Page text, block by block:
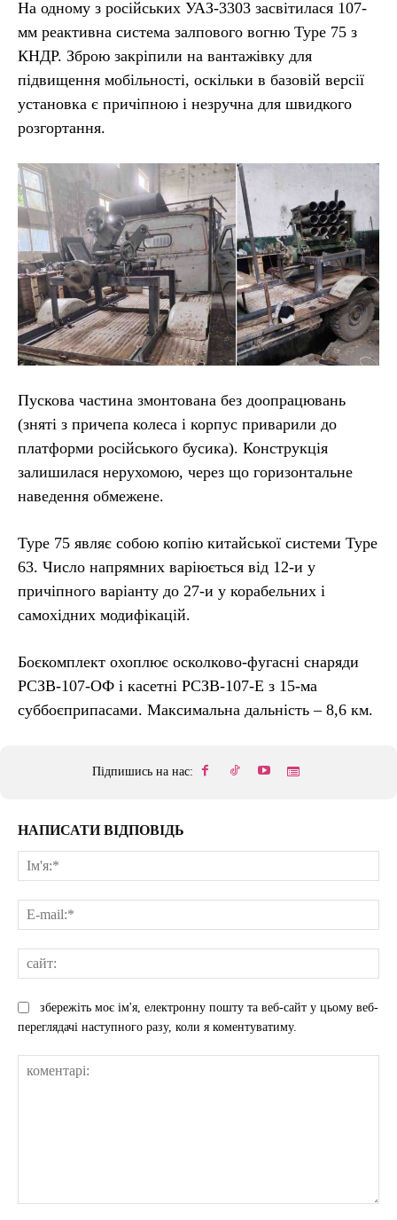
На одному з російських УАЗ-3303 засвітилася 107-
мм реактивна система залпового вогню Type 75 з
КНДР. Зброю закріпили на вантажівку для
підвищення мобільності, оскільки в базовій версії
установка є причіпною і незручна для швидкого
розгортання.
Пускова частина змонтована без доопрацювань
(зняті з причепа колеса і корпус приварили до
платформи російського бусика). Конструкція
залишилася нерухомою, через що горизонтальне
наведення обмежене.
Type 75 являє собою копію китайської системи Type
63. Число напрямних варіюється від 12-и у
причіпного варіанту до 27-и у корабельних і
самохідних модифікацій.
Боєкомплект охоплює осколково-фугасні снаряди
РСЗВ-107-ОФ і касетні РСЗВ-107-Е з 15-ма
суббоєприпасами. Максимальна дальність – 8,6 км.
Підпишись на нас:
НАПИСАТИ ВІДПОВІДЬ
збережіть моє ім'я, електронну пошту та веб-сайт у цьому веб-
переглядачі наступного разу, коли я коментуватиму.